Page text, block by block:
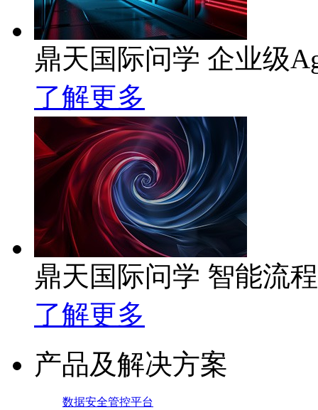
鼎天国际问学 企业级
了解更多
鼎天国际问学 智能流
了解更多
产品及解决方案
数据安全管控平台